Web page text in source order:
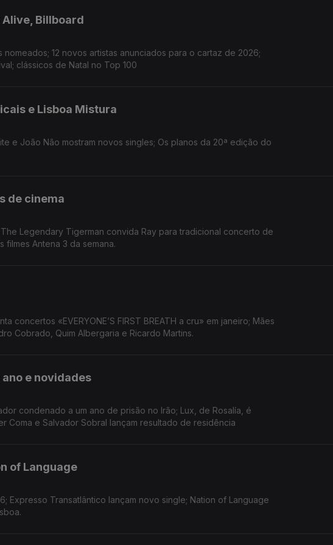
Alive, Billboard
12 novos artistas anunciados para o cartaz de 2026;
clássicos de Natal no Top 100
e Lisboa Mistura
e João Não mostram novos singles; Os planos da 20ª edição do
de cinema
Legendary Tigerman convida Ray para tradicional concerto de
filmes Antena 3 da semana.
concertos «EVERYONE’S FIRST BREATH a cru» em janeiro; Mães
Cobrado, Quim Albergaria e Ricardo Martins.
e novidades
condenado a um ano de prisão no Irão; Lux, de Rosalía, é
Coma e Salvador Sobral lançam resultado de residência
of Language
Expresso Transatlântico lançam novo single; Nation of Language